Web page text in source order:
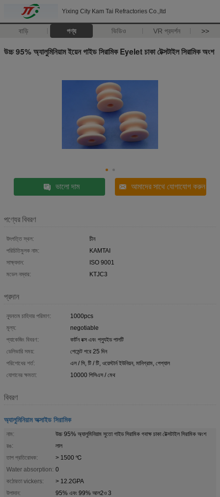
Yixing City Kam Tai Refractories Co.,ltd
বাড়ি পণ্য ভিডিও VR প্রদর্শন >>
উচ্চ 95% অ্যালুমিনিয়াম ইয়েন গাইড সিরামিক Eyelet চাকা টেক্সটাইল সিরামিক অংশ
ভালো দাম আমাদের সাথে যোগাযোগ করুন
পণ্যের বিবরণ
উৎপত্তি স্থল:
চীন
পরিচিতিমুলক নাম:
KAMTAI
সাক্ষ্যদান:
ISO 9001
মডেল নম্বার:
KTJC3
প্রদান
ন্যূনতম চাহিদার পরিমাণ:
1000pcs
মূল্য:
negotiable
প্যাকেজিং বিবরণ:
কার্টন বক্স এবং প্ল্যুইড পালটি
ডেলিভারি সময়:
পেমেন্ট পরে 25 দিন
পরিশোধের শর্ত:
এল / সি, টি / টি, ওয়েস্টার্ন ইউনিয়ন, মানিগ্রাম, পেপ্যাল
যোগানের ক্ষমতা:
10000 পিসিএস / মেথ
বিবরণ
অ্যালুমিনিয়াম অক্সাইড সিরামিক
নাম:
উচ্চ 95% অ্যালুমিনিয়াম সুতো গাইড সিরামিক গবাক্ষ চাকা টেক্সটাইল সিরামিক অংশ
রঙ:
লাল
তাপ প্রতিরোধক:
> 1500 ℃
Water absorption: 0
কঠোরতা vickers:
> 12.2GPA
উপাদান:
95% এবং 99% আল2ও 3